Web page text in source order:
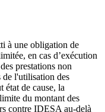
à une obligation de
en cas d’exécution
prestations non
de l'utilisation des
état de cause, la
du montant des
contre IDESA au-delà